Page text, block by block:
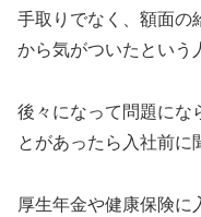
手取りでなく、額面の
から気がついたという
後々になって問題にな
とがあったら入社前に
厚生年金や健康保険に